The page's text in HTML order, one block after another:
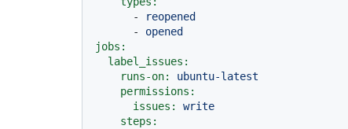
-
reopened
-
opened
jobs:
label_issues:
runs-on:
ubuntu-latest
permissions:
issues:
write
steps: